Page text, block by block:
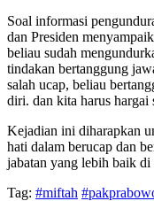
Soal informasi
dan Presiden
beliau sudah
tindakan bertanggung
salah ucap, beliau
diri. dan kita harus hargai
Kejadian ini diharapkan
hati dalam berucap dan
jabatan yang lebih baik
Tag: #miftah